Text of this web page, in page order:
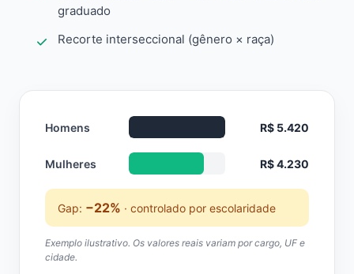
graduado
Recorte interseccional (gênero × raça)
Homens R$ 5.420
Mulheres R$ 4.230
Gap: −22% · controlado por escolaridade
Exemplo ilustrativo. Os valores reais variam por cargo, UF e
cidade.